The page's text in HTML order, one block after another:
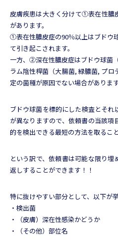
皮膚疾患は大きく分けて①表在性膿
があります。
①表在性膿皮症の90％以上はブドウ
て引き起こされます。
一方、②深在性膿皮症はブドウ球菌
ラム陰性桿菌（大腸菌, 緑膿菌, プ
定の菌種が原因でない場合があります
ブドウ球菌を標的にした検査とそ
が異なりますので、依頼書の当該
的を検出できる最短の方法を取るこ
という訳で、依頼書は可能な限り
返しすることができます！！
特に抜けやすい部分として、以下が挙
・検出菌
・（皮膚）深在性感染かどうか
・（その他）部位名